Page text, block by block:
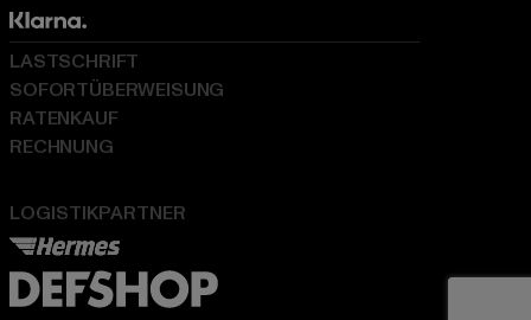
LOGISTIKPARTNER
LASTSCHRIFT
SOFORTÜBERWEISUNG
RATENKAUF
RECHNUNG